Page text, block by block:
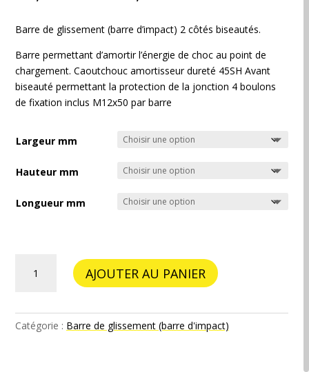
de
prix :
87,00 €
à
162,00 €
Barre de glissement (barre d’impact) 2 côtés biseautés.
Barre permettant d’amortir l’énergie de choc au point de
chargement. Caoutchouc amortisseur dureté 45SH Avant
biseauté permettant la protection de la jonction 4 boulons
de fixation inclus M12x50 par barre
Largeur mm
Hauteur mm
Longueur mm
glissement
AJOUTER AU PANIER
Catégorie : Barre de glissement (barre d'impact)